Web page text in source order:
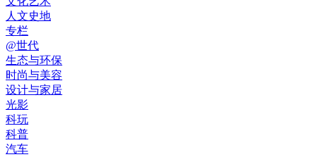
人文史地
专栏
@世代
生态与环保
时尚与美容
设计与家居
光影
科玩
科普
汽车